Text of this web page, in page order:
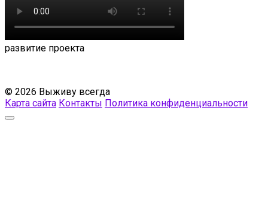
развитие проекта
© 2026 Выживу всегда
Карта сайта Контакты Политика конфиденциальности